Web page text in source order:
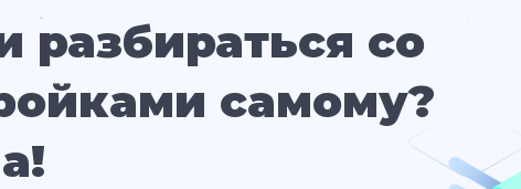
разбираться со
самому?